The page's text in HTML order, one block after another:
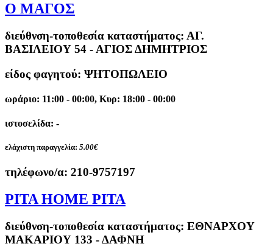
Ο ΜΑΓΟΣ
διεύθνση-τοποθεσία καταστήματος: ΑΓ.
ΒΑΣΙΛΕΙΟΥ 54 - ΑΓΙΟΣ ΔΗΜΗΤΡΙΟΣ
είδος φαγητού: ΨΗΤΟΠΩΛΕΙΟ
ωράριο: 11:00 - 00:00, Κυρ: 18:00 - 00:00
ιστοσελίδα: -
ελάχιστη παραγγελία: 5.00€
τηλέφωνο/α: 210-9757197
PITA HOME PITA
διεύθνση-τοποθεσία καταστήματος: ΕΘΝΑΡΧΟΥ
ΜΑΚΑΡΙΟΥ 133 - ΔΑΦΝΗ